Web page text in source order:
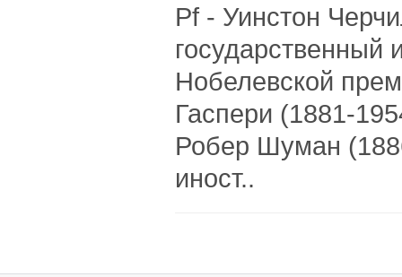
Pf - Уинстон
государственный
Нобелевской
Гаспери (1881-
Робер Шуман
иност..